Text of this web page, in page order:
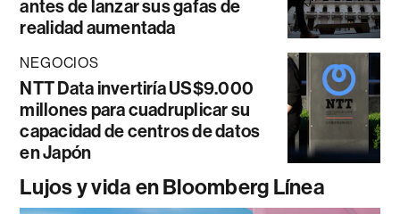
antes de lanzar sus gafas de
realidad aumentada
NEGOCIOS
NTT Data invertiría US$9.000
millones para cuadruplicar su
capacidad de centros de datos
en Japón
Lujos y vida en Bloomberg Línea